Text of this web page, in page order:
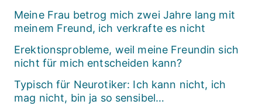
Meine Frau betrog mich zwei Jahre lang mit
meinem Freund, ich verkrafte es nicht
Erektionsprobleme, weil meine Freundin sich
nicht für mich entscheiden kann?
Typisch für Neurotiker: Ich kann nicht, ich
mag nicht, bin ja so sensibel…